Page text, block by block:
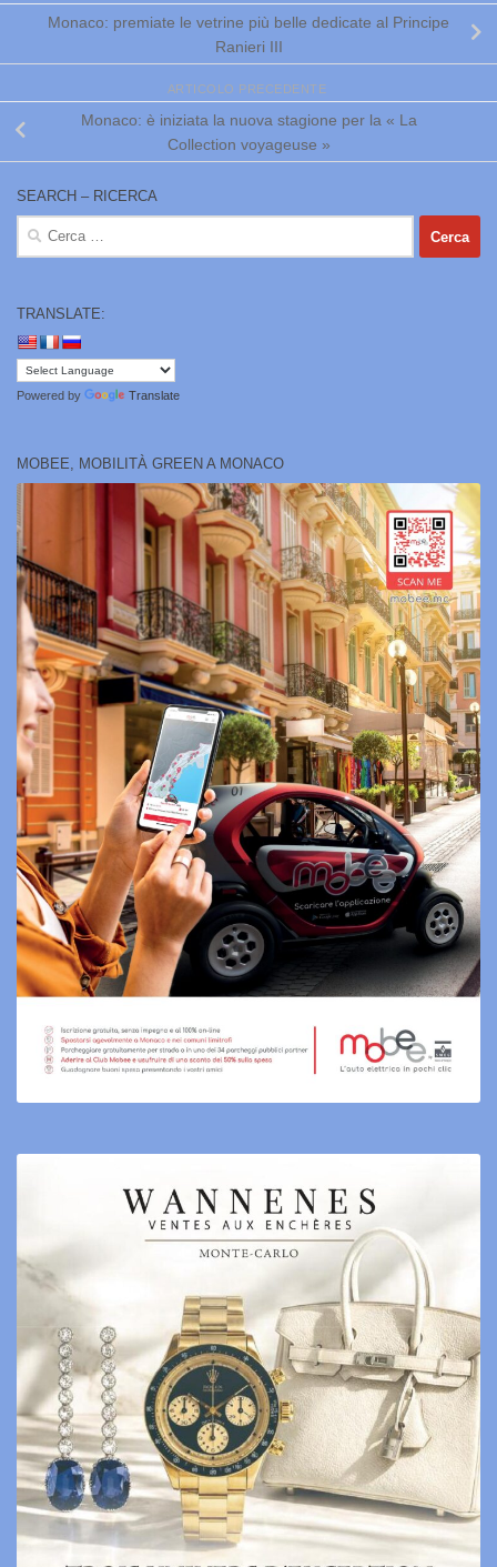
Monaco: premiate le vetrine più belle dedicate al Principe
Ranieri III
ARTICOLO PRECEDENTE
Monaco: è iniziata la nuova stagione per la « La
Collection voyageuse »
SEARCH – RICERCA
Ricerca
per:
TRANSLATE:
Powered by Translate
MOBEE, MOBILITÀ GREEN A MONACO